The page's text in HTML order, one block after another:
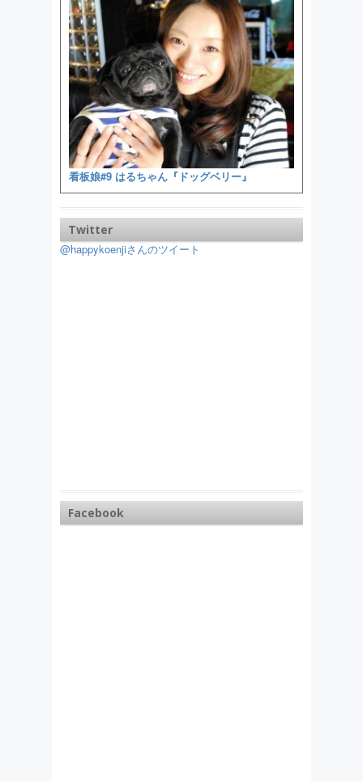
看板娘#9 はるちゃん『ドッグベリー』
Twitter
@happykoenjiさんのツイート
Facebook